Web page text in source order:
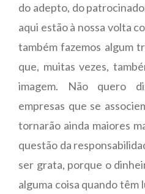
do adepto, do
aqui estão à nossa volta
também fazemos algum
que, muitas vezes,
imagem. Não quero
empresas que se
tornarão ainda maiores
questão da
ser grata, porque o
alguma coisa quando têm